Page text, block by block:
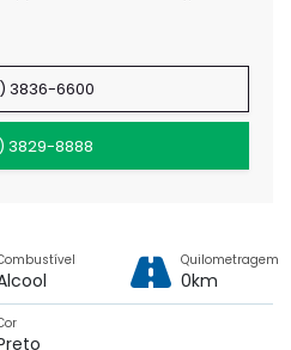
3836-6600
3829-8888
Quilometragem
0km